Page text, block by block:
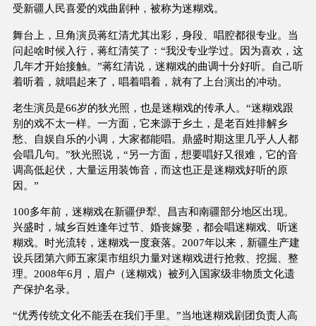
受新疆人民喜爱的戏曲剧种，被称为迷糊戏。
舞台上，旦角演员蒋红清尤其出彩，身段、唱腔都很专业。当
问起啥时候入行，蒋红清笑了：“我没专业学过。因为喜欢，这
几年才开始接触。”蒋红清说，迷糊戏的曲调十分好听。自己听
着听着，就唱起来了，唱着唱着，就有了上台演出的冲动。
老生演员是66岁的狄光照，也是迷糊戏的传承人。“迷糊戏跟
别的戏不太一样。一方面，它来源于乡土，是老百姓排解乡
愁、自娱自乐的小调，大家都能唱。鼎盛时期这里几乎人人都
会唱几句。”狄光照说，“另一方面，想要唱好又很难，它的音
调高低起伏，大量运用装饰音，而这也正是迷糊戏好听的原
因。”
100多年前，迷糊戏在新疆伊犁、昌吉和南疆部分地区出现。
兴盛时，城乡百姓逢年过节、婚丧嫁娶，都会唱迷糊戏、听迷
糊戏。时光流转，迷糊戏一度衰落。2007年以来，新疆生产建
设兵团第六师五家渠市组织力量对迷糊戏进行抢救、挖掘、整
理。2008年6月，眉户（迷糊戏）被列入国家级非物质文化遗
产保护名录。
“优秀传统文化不能丢在我们手里。”当地迷糊戏剧团负责人高